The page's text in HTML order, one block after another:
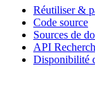
Réutiliser &
Code source
Sources de
API
Disponibilité